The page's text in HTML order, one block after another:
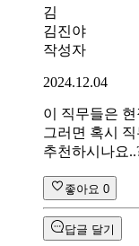
김
김진야
작성자
2024.12.04
이 직무들은
그러면 혹시
추천하시나요
좋아요 0
답글 달기